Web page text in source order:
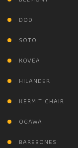
DOD
SOTO
KOVEA
HILANDER
KERMIT CHAIR
OGAWA
BAREBONES